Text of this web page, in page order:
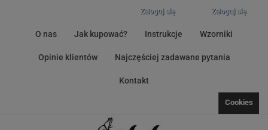
Zaloguj się
Zaloguj się
O nas Jak kupować? Instrukcje Wzorniki
Opinie klientów Najczęściej zadawane pytania
Kontakt
Cookies